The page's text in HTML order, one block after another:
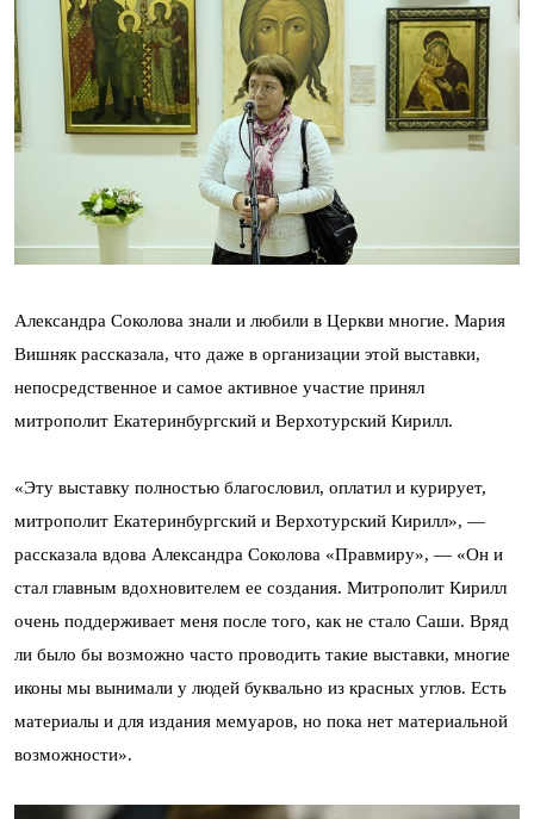
Александра Соколова знали и любили в Церкви многие. Мария
Вишняк рассказала, что даже в организации этой выставки,
непосредственное и самое активное участие принял
митрополит Екатеринбургский и Верхотурский Кирилл.
«Эту выставку полностью благословил, оплатил и курирует,
митрополит Екатеринбургский и Верхотурский Кирилл», —
рассказала вдова Александра Соколова «Правмиру», — «Он и
стал главным вдохновителем ее создания. Митрополит Кирилл
очень поддерживает меня после того, как не стало Саши. Вряд
ли было бы возможно часто проводить такие выставки, многие
иконы мы вынимали у людей буквально из красных углов. Есть
материалы и для издания мемуаров, но пока нет материальной
возможности».